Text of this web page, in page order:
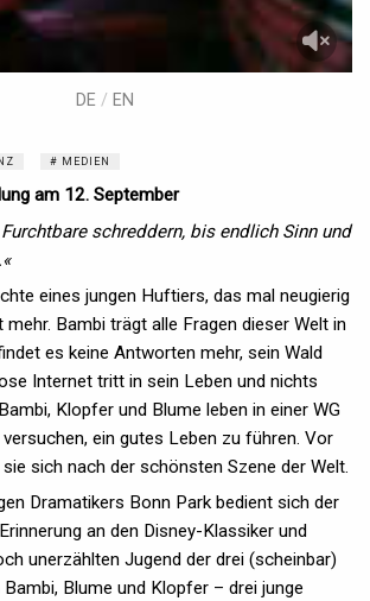
DE/ EN
MEDIEN
am 12. September
schreddern, bis endlich Sinn und
eines jungen Huftiers, das mal neugierig
mehr. Bambi trägt alle Fragen dieser Welt in
es keine Antworten mehr, sein Wald
Internet tritt in sein Leben und nichts
Klopfer und Blume leben in einer WG
ein gutes Leben zu führen. Vor
sich nach der schönsten Szene der Welt.
Dramatikers Bonn Park bedient sich der
an den Disney-Klassiker und
unerzählten Jugend der drei (scheinbar)
Blume und Klopfer – drei junge